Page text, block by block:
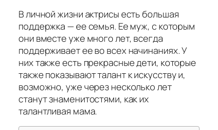
В личной жизни актрисы есть большая
поддержка — ее семья. Ее муж, с которым
они вместе уже много лет, всегда
поддерживает ее во всех начинаниях. У
них также есть прекрасные дети, которые
также показывают талант к искусству и,
возможно, уже через несколько лет
станут знаменитостями, как их
талантливая мама.